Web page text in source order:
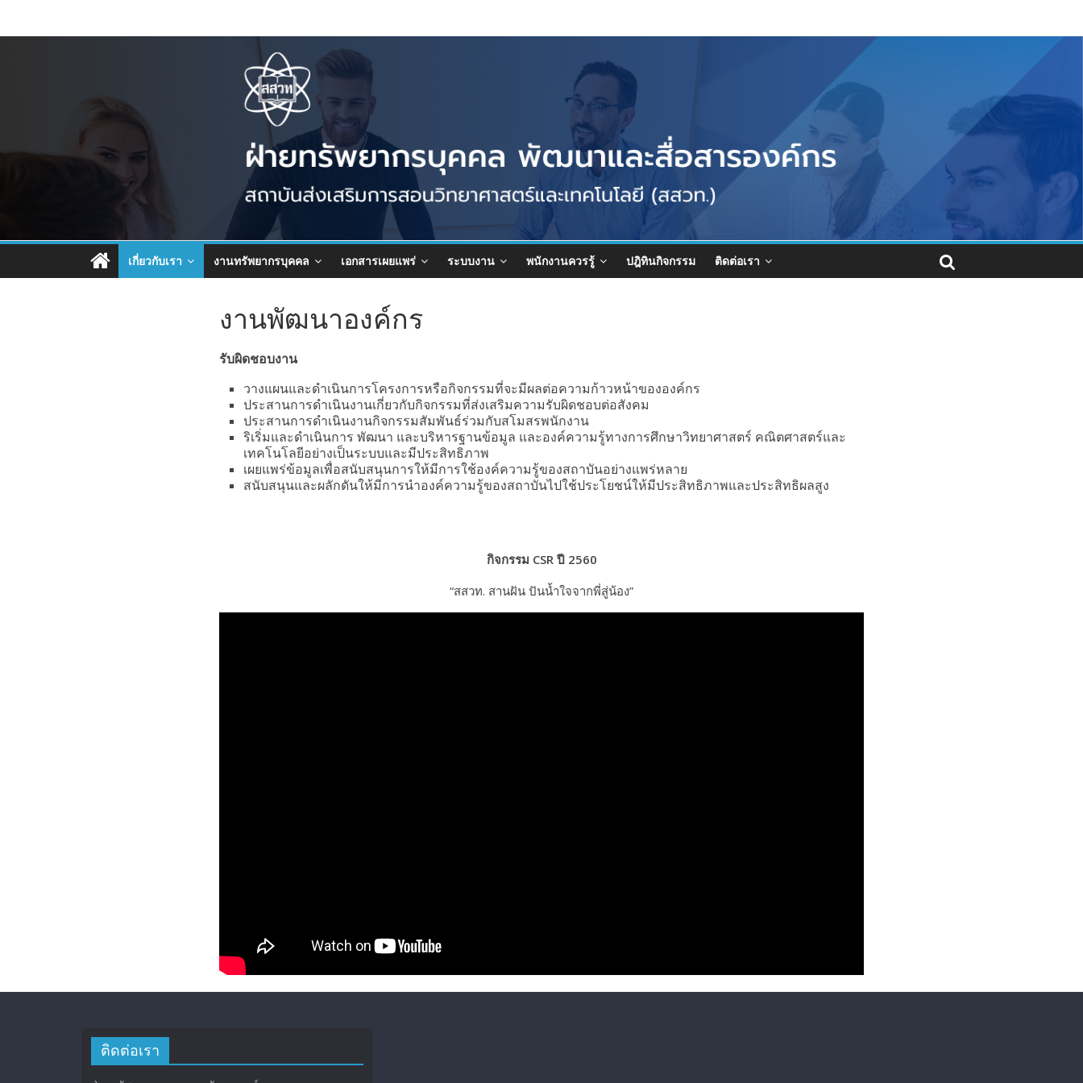
เกี่ยวกับเรา งานทรัพยากรบุคคล เอกสารเผยแพร่ ระบบงาน พนักงานควรรู้ ปฎิทินกิจกรรม ติดต่อเรา
งานพัฒนาองค์กร
รับผิดชอบงาน
วางแผนและดำเนินการโครงการหรือกิจกรรมที่จะมีผลต่อความก้าวหน้าขององค์กร
ประสานการดำเนินงานเกี่ยวกับกิจกรรมที่ส่งเสริมความรับผิดชอบต่อสังคม
ประสานการดำเนินงานกิจกรรมสัมพันธ์ร่วมกับสโมสรพนักงาน
ริเริ่มและดำเนินการ พัฒนา และบริหารฐานข้อมูล และองค์ความรู้ทางการศึกษาวิทยาศาสตร์ คณิตศาสตร์และ
เทคโนโลยีอย่างเป็นระบบและมีประสิทธิภาพ
เผยแพร่ข้อมูลเพื่อสนับสนุนการให้มีการใช้องค์ความรู้ของสถาบันอย่างแพร่หลาย
สนับสนุนและผลักดันให้มีการนำองค์ความรู้ของสถาบันไปใช้ประโยชน์ให้มีประสิทธิภาพและประสิทธิผลสูง
กิจกรรม CSR ปี 2560
“สสวท. สานฝัน ปันน้ำใจจากพี่สู่น้อง”
ติดต่อเรา